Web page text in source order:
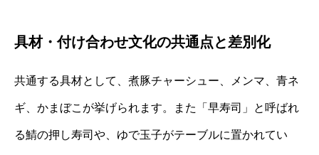
具材・付け合わせ文化の共通点と差別化
共通する具材として、煮豚チャーシュー、メンマ、青ネ
ギ、かまぼこが挙げられます。また「早寿司」と呼ばれ
る鯖の押し寿司や、ゆで玉子がテーブルに置かれてい